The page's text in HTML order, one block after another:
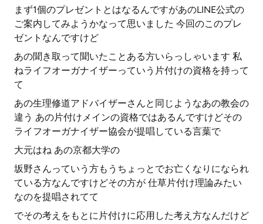
まず1個のプレゼントとはなるんですがあのLINE公式の
ご案内してみようかなって思いました 今回のこのプレ
ゼントなんですけど
あの聞き取って聞いたことある方いらっしゃいます 私
ねライフオーガナイザーっていう片付けの資格を持って
て
あの生理修道アドバイザーさんと同じようなあの教会の
違う あの片付けメインの資格ではあるんですけどその
ライフオーガナイザー協会が提唱している言葉で
大元はね あの京都大学の
坂野さんっていう方もうちょっとでお亡くなりになられ
ている方なんですけどその方が 仕草片付け理論みたい
なのを提唱されてて
でその考えをもとに片付けに応用した考え方なんだけど